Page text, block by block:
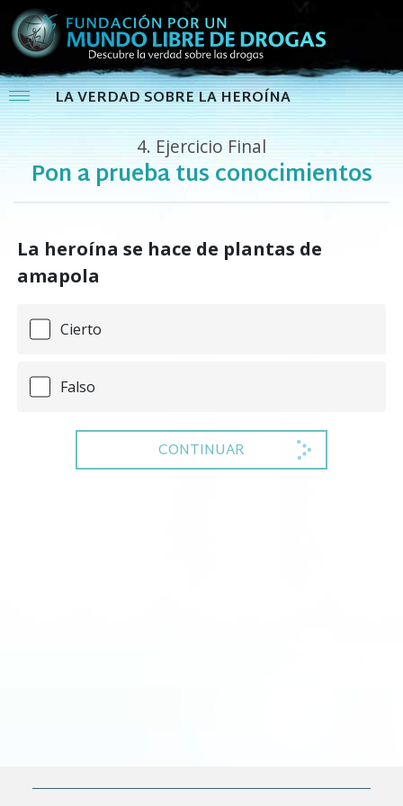
LA VERDAD SOBRE LA HEROÍNA
4. Ejercicio Final
Pon a prueba tus conocimientos
La heroína se hace de plantas de
amapola
Cierto
Falso
CONTINUAR